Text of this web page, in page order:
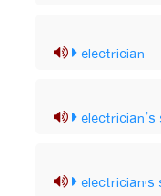
electrician
electrician's